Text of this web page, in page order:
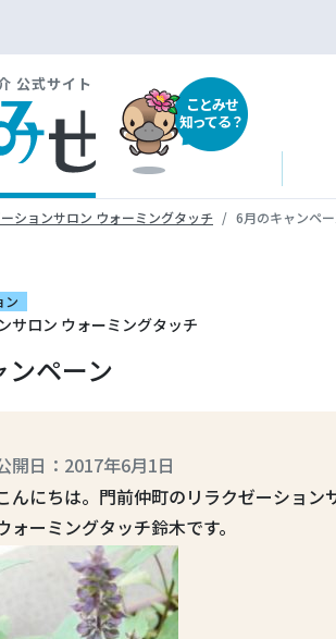
公式サイト
ことみせ
知ってる？
ションサロン ウォーミングタッチ 6月のキャンペー
ン
サロン ウォーミングタッチ
ペーン
開日：2017年6月1日
んにちは。門前仲町のリラクゼーション
ォーミングタッチ鈴木です。